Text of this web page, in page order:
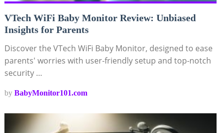
VTech WiFi Baby Monitor Review: Unbiased
Insights for Parents
Discover the VTech WiFi Baby Monitor, designed to ease
parents' worries with user-friendly setup and top-notch
security …
by BabyMonitor101.com